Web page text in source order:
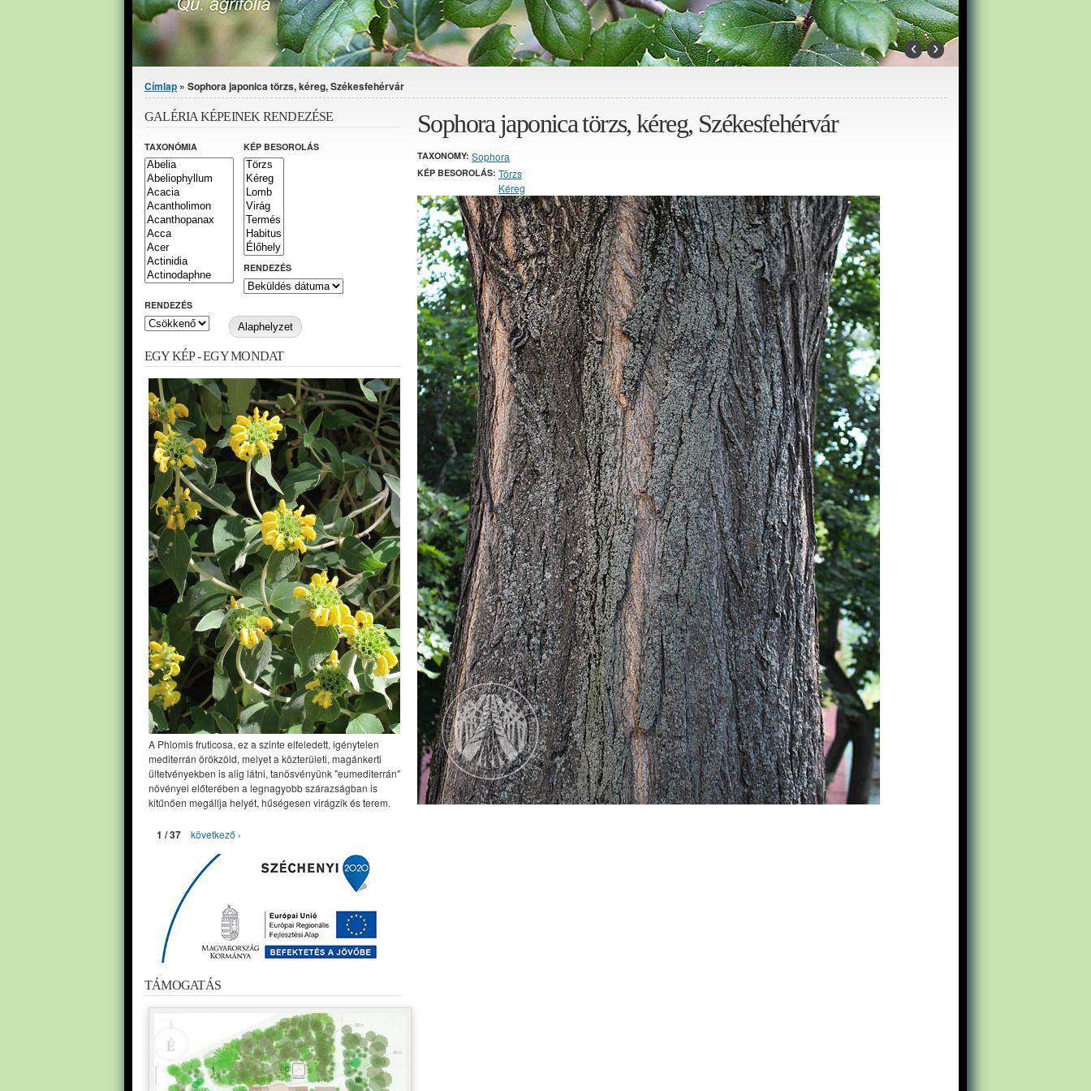
‹ ›
Jelenlegi hely
Címlap » Sophora japonica törzs, kéreg, Székesfehérvár
Sophora japonica törzs, kéreg, Székesfehérvár
TAXONOMY: Sophora
KÉP BESOROLÁS: Törzs
Kéreg
GALÉRIA KÉPEINEK RENDEZÉSE
TAXONÓMIA KÉP BESOROLÁS
RENDEZÉS
RENDEZÉS
EGY KÉP - EGY MONDAT
A Phlomis fruticosa, ez a szinte elfeledett, igénytelen
mediterrán örökzöld, melyet a közterületi, magánkerti
ültetvényekben is alig látni, tanösvényünk "eumediterrán"
növényei előterében a legnagyobb szárazságban is
kitűnően megállja helyét, hűségesen virágzik és terem.
1 / 37 következő ›
TÁMOGATÁS